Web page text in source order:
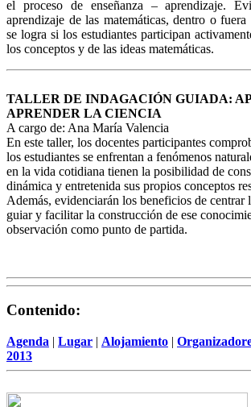
el proceso de enseñanza – aprendizaje.
aprendizaje de las matemáticas, dentro o
se logra si los estudiantes participan
los conceptos y de las ideas matemáticas.
TALLER DE INDAGACIÓN GUIADA:
APRENDER LA CIENCIA
A cargo de: Ana María Valencia
En este taller, los docentes participantes
los estudiantes se enfrentan a fenómenos
en la vida cotidiana tienen la posibilidad de
dinámica y entretenida sus propios conceptos
Además, evidenciarán los beneficios de centrar
guiar y facilitar la construcción de ese
observación como punto de partida.
Contenido:
Agenda | Lugar | Alojamiento |
2013